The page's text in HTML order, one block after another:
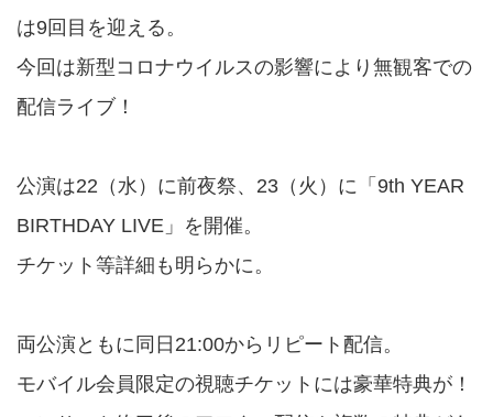
は9回目を迎える。
今回は新型コロナウイルスの影響により無観客での
配信ライブ！
公演は22（水）に前夜祭、23（火）に「9th YEAR
BIRTHDAY LIVE」を開催。
チケット等詳細も明らかに。
両公演ともに同日21:00からリピート配信。
モバイル会員限定の視聴チケットには豪華特典が！